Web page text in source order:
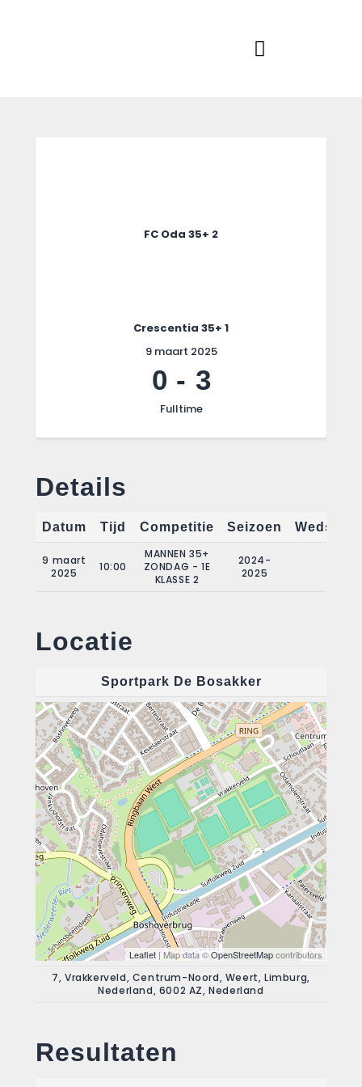
FC Oda 35+ 2
Crescentia 35+ 1
9 maart 2025
0 - 3
Fulltime
Details
Datum Tijd Competitie Seizoen
9 maart
2025
10:00
MANNEN 35+
ZONDAG - 1E
KLASSE 2
2024-
2025
Locatie
Sportpark De Bosakker
Leaflet | Map data ©OpenStreetMapcontributors
7, Vrakkerveld, Centrum-Noord, Weert, Limburg,
Nederland, 6002 AZ, Nederland
Resultaten